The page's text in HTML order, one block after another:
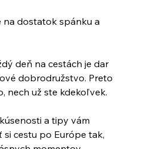
na dostatok spánku a
deň na cestách je dar
dobrodružstvo. Preto
nech už ste kdekoľvek.
a tipy vám
cestu po Európe tak,